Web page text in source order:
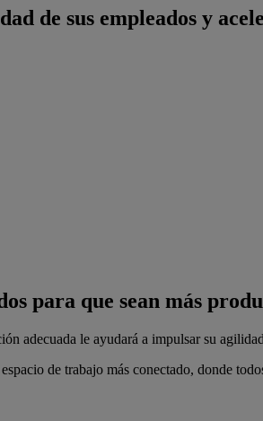
de sus empleados y
para que sean más
adecuada le ayudará a impulsar su
de trabajo más conectado, donde